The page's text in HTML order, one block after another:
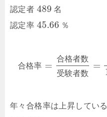
認定者 489 名
認定率 45.66 ％
合格率 =
合格者数
受験者数
=
年々合格率は上昇してい